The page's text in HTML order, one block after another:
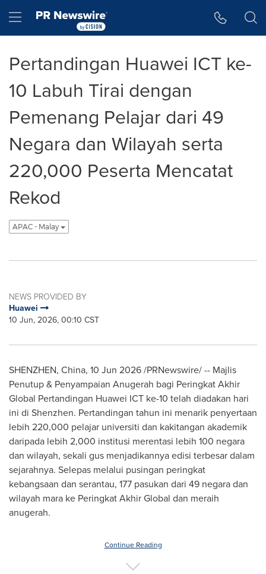
Hamburger menu
Pertandingan Huawei ICT ke-
10 Labuh Tirai dengan
Pemenang Pelajar dari 49
Negara dan Wilayah serta
220,000 Peserta Mencatat
Rekod
APAC - Malay
NEWS PROVIDED BY
Huawei
10 Jun, 2026, 00:10 CST
SHENZHEN, China, 10 Jun 2026 /PRNewswire/ -- Majlis
Penutup & Penyampaian Anugerah bagi Peringkat Akhir
Global Pertandingan Huawei ICT ke-10 telah diadakan hari
ini di Shenzhen. Pertandingan tahun ini menarik penyertaan
lebih 220,000 pelajar universiti dan kakitangan akademik
daripada lebih 2,000 institusi merentasi lebih 100 negara
dan wilayah, sekali gus menjadikannya edisi terbesar dalam
sejarahnya. Selepas melalui pusingan peringkat
kebangsaan dan serantau, 177 pasukan dari 49 negara dan
wilayah mara ke Peringkat Akhir Global dan meraih
anugerah.
Continue Reading